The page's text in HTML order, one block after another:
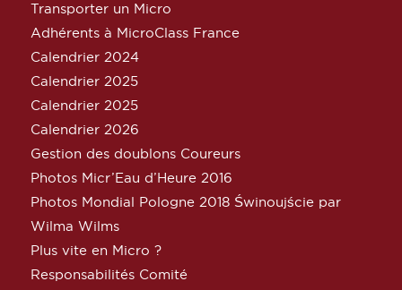
Transporter un Micro
Adhérents à MicroClass France
Calendrier 2024
Calendrier 2025
Calendrier 2025
Calendrier 2026
Gestion des doublons Coureurs
Photos Micr’Eau d’Heure 2016
Photos Mondial Pologne 2018 Świnoujście par
Wilma Wilms
Plus vite en Micro ?
Responsabilités Comité